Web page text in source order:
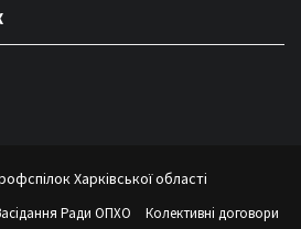
Харківської області
Ради ОПХО
Колективні договори